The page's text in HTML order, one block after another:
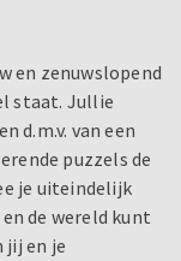
en zenuwslopend
staat. Jullie
d.m.v. van een
puzzels de
je uiteindelijk
de wereld kunt
jij en je